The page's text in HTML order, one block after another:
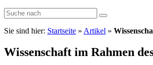
Sie sind hier: Startseite » Artikel »
Wissenschaft im Rahmen